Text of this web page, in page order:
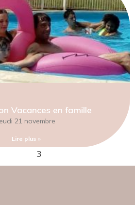
Vacances en famille
21 novembre
Lire plus »
3